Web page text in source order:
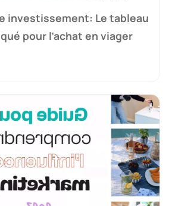
investissement: Le tableau
pour l’achat en viager